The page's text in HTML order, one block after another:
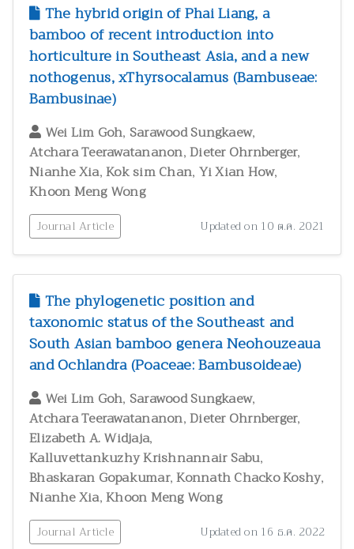
The hybrid origin of Phai Liang, a
bamboo of recent introduction into
horticulture in Southeast Asia, and a new
nothogenus, xThyrsocalamus (Bambuseae:
Bambusinae)
Wei Lim Goh, Sarawood Sungkaew,
Atchara Teerawatananon,Dieter Ohrnberger,
Nianhe Xia,Kok sim Chan, Yi Xian How,
Khoon Meng Wong
Journal Article Updated on 10 ต.ค. 2021
The phylogenetic position and
taxonomic status of the Southeast and
South Asian bamboo genera Neohouzeaua
and Ochlandra (Poaceae: Bambusoideae)
Wei Lim Goh, Sarawood Sungkaew,
Atchara Teerawatananon,Dieter Ohrnberger,
Elizabeth A. Widjaja,
Kalluvettankuzhy Krishnannair Sabu,
Bhaskaran Gopakumar,Konnath Chacko Koshy,
Nianhe Xia,Khoon Meng Wong
Journal Article Updated on 16 ธ.ค. 2022